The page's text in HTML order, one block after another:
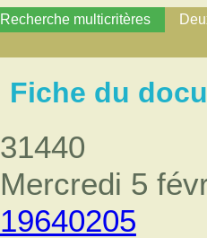
Recherche multicritères
Fiche du
31440
Mercredi 5
19640205